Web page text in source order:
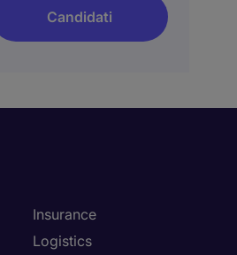
Candidati
Insurance
Logistics